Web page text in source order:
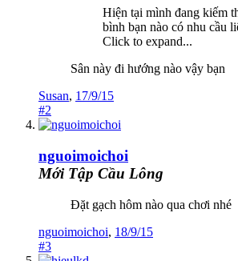
Hiện tại mình đang kiếm
bình bạn nào có nhu cầu
Click to expand...
Sân này đi hướng nào vậy bạn
Susan, 17/9/15
#2
nguoimoichoi
Mới Tập Cầu Lông
Đặt gạch hôm nào qua chơi nhé
nguoimoichoi, 18/9/15
#3